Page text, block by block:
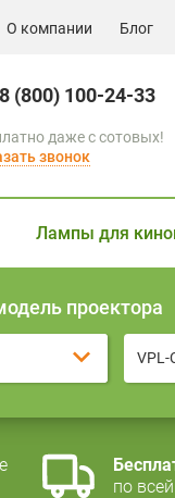
О компании Блог
8 (800) 100-24-33
даже с сотовых!
звонок
Лампы для
проектора
VPL-
по